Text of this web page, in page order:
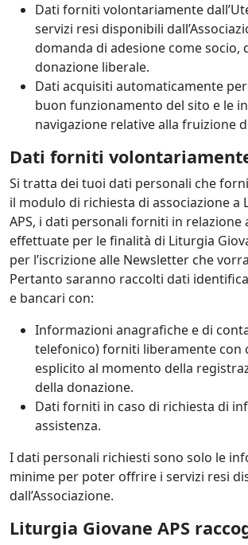
Dati forniti volontariamente
servizi resi disponibili
domanda di adesione come socio,
donazione liberale.
Dati acquisiti automaticamente
buon funzionamento del sito e le
navigazione relative alla fruizione
Dati forniti
Si tratta dei tuoi dati personali che
il modulo di richiesta di associazione a
APS, i dati personali forniti in relazione
effettuate per le finalità di Liturgia
per l’iscrizione alle Newsletter che
Pertanto saranno raccolti dati
e bancari con:
Informazioni anagrafiche e di
telefonico) forniti liberamente con
esplicito al momento della
della donazione.
Dati forniti in caso di richiesta di
assistenza.
I dati personali richiesti sono solo le
minime per poter offrire i servizi resi
dall’Associazione.
Liturgia Giovane APS